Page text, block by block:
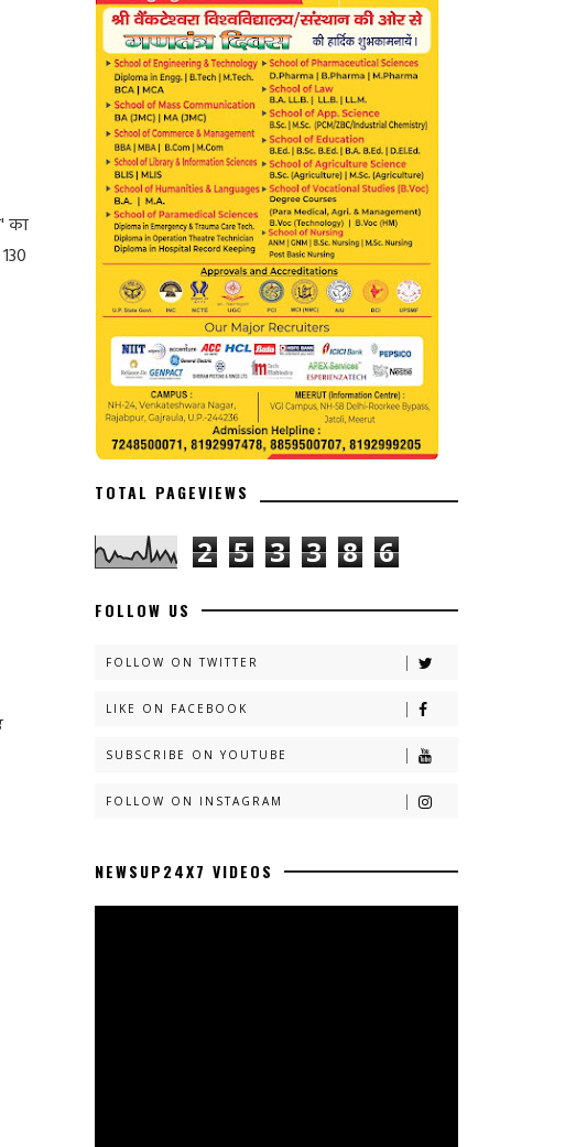
का
TOTAL PAGEVIEWS
2 5 3 3 8 6
FOLLOW US
FOLLOW ON TWITTER
LIKE ON FACEBOOK
SUBSCRIBE ON YOUTUBE
FOLLOW ON INSTAGRAM
NEWSUP24X7 VIDEOS